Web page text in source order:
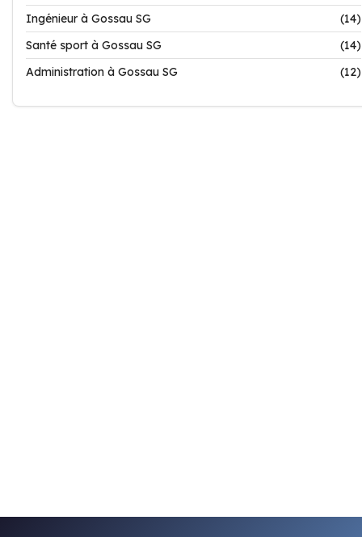
Ingénieur à Gossau SG
(14)
Santé sport à Gossau SG
(14)
Administration à Gossau SG
(12)